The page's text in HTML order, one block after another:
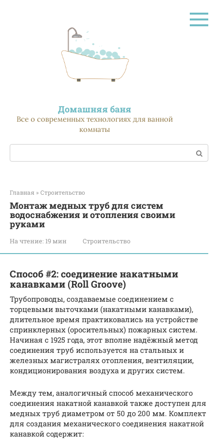
Домашняя баня
Все о современных технологиях для ванной
комнаты
Поиск:
Главная » Строительство
Монтаж медных труб для систем
водоснабжения и отопления своими
руками
На чтение: 19 мин Строительство
Способ #2: соединение накатными
канавками (Roll Groove)
Трубопроводы, создаваемые соединением с
торцевыми выточками (накатными канавками),
длительное время практиковались на устройстве
спринклерных (оросительных) пожарных систем.
Начиная с 1925 года, этот вполне надёжный метод
соединения труб используется на стальных и
железных магистралях отопления, вентиляции,
кондиционирования воздуха и других систем.
Между тем, аналогичный способ механического
соединения накатной канавкой также доступен для
медных труб диаметром от 50 до 200 мм. Комплект
для создания механического соединения накатной
канавкой содержит: